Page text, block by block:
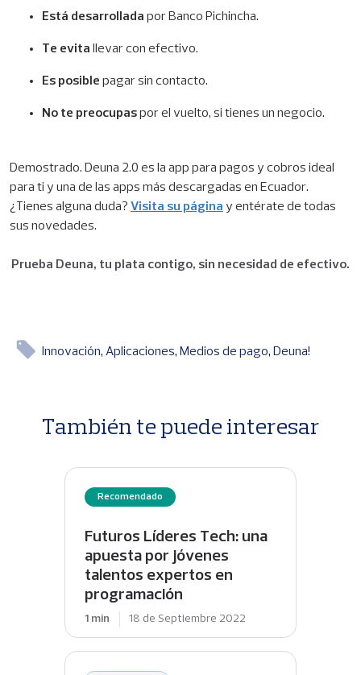
Está desarrollada por Banco Pichincha.
Te evita llevar con efectivo.
Es posible pagar sin contacto.
No te preocupaspor el vuelto, si tienes un negocio.
Demostrado. Deuna 2.0 es la app para pagos y cobros ideal
para ti y una de las apps más descargadas en Ecuador.
¿Tienes alguna duda? Visita su página y entérate de todas
sus novedades.
Prueba Deuna, tu plata contigo, sin necesidad de efectivo.
Innovación Aplicaciones Medios de pago Deuna!
También te puede interesar
Futuros Líderes Tech: una
apuesta por jóvenes
talentos expertos en
programación
Recomendado
1 min 18 de Septiembre 2022